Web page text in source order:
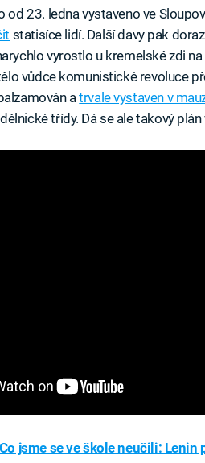
od 23. ledna vystaveno ve
statisíce lidí. Další davy pak
vyrostlo u kremelské zdi
vůdce komunistické revoluce
atrvale vystaven v
třídy. Dá se ale takový
Co jsme se ve škole neučili: